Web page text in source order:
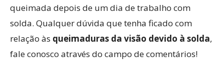
queimada depois de um dia de trabalho com
solda. Qualquer dúvida que tenha ficado com
relação às queimaduras da visão devido à solda,
fale conosco através do campo de comentários!